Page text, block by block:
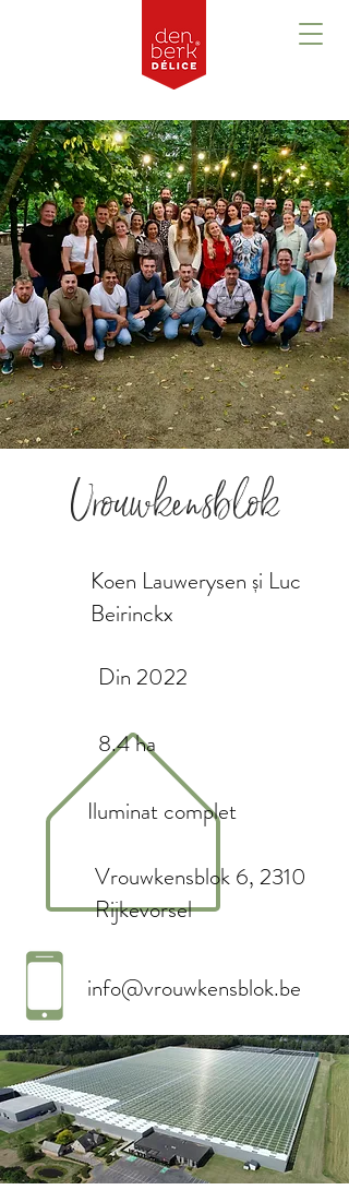
Vrouwkensblok
Koen Lauwerysen și Luc
Beirinckx
Din 2022
8.4 ha
Iluminat complet
Vrouwkensblok 6, 2310
Rijkevorsel
info@vrouwkensblok.be